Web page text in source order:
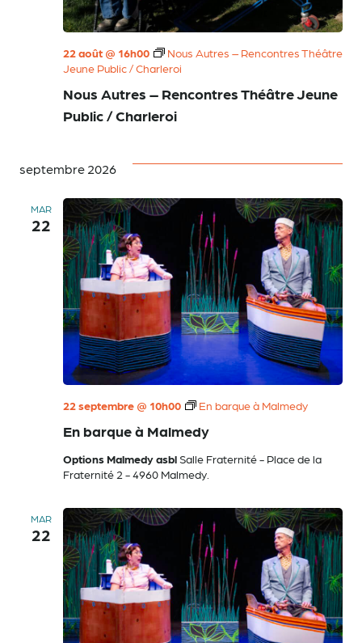
Nous Autres – Rencontres Théâtre Jeune
Public / Charleroi
22 août @ 16h00
Nous Autres – Rencontres Théâtre
Jeune Public / Charleroi
septembre 2026
MAR
22
En barque à Malmedy
22 septembre @ 10h00 En barque à Malmedy
Options Malmedy asbl Salle Fraternité - Place de la
Fraternité 2 - 4960 Malmedy.
MAR
22